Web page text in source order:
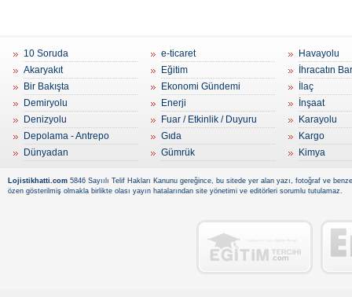
10 Soruda
Akaryakıt
Bir Bakışta
Demiryolu
Denizyolu
Depolama - Antrepo
Dünyadan
e-ticaret
Eğitim
Ekonomi Gündemi
Enerji
Fuar / Etkinlik / Duyuru
Gıda
Gümrük
Havayolu
İhracatın
İlaç
İnşaat
Karayolu
Kargo
Kimya
Lojistikhatti.com 5846 Sayıılı Telif Hakları Kanunu gereğince, bu sitede yer alan yazı, fotoğraf ve
özen gösterilmiş olmakla birlikte olası yayın hatalarından site yönetimi ve editörleri sorumlu tutulamaz.